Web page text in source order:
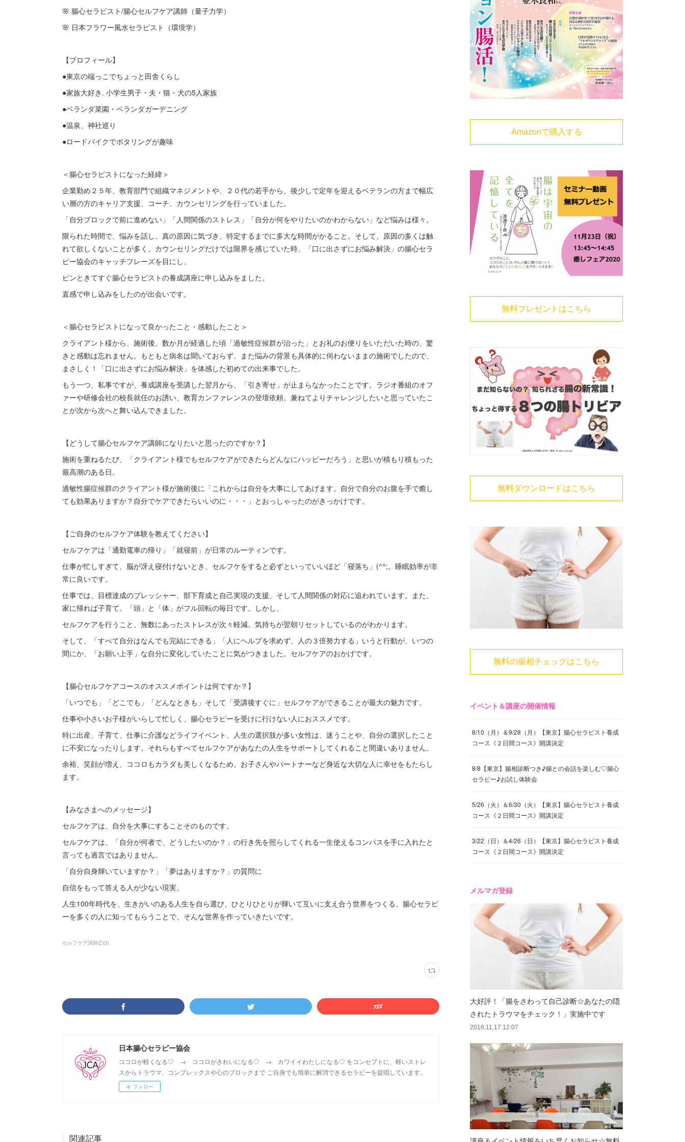
🌸 腸心セラピスト/腸心セルフケア講師（量子力学）
🌸 日本フラワー風水セラピスト（環境学）
【プロフィール】
●東京の端っこでちょっと田舎くらし
●家族大好き. 小学生男子・夫・猫・犬の5人家族
●ベランダ菜園・ベランダガーデニング
●温泉、神社巡り
●ロードバイクでポタリングが趣味
＜腸心セラピストになった経緯＞
企業勤め２５年、教育部門で組織マネジメントや、２０代の若手から、後少しで定年を迎えるベテランの方まで幅広
い層の方のキャリア支援、コーチ、カウンセリングを行っていました。
「自分ブロックで前に進めない」「人間関係のストレス」「自分が何をやりたいのかわからない」など悩みは様々。
限られた時間で、悩みを話し、真の原因に気づき、特定するまでに多大な時間がかること。そして、原因の多くは触
れて欲しくないことが多く、カウンセリングだけでは限界を感じていた時、「口に出さずにお悩み解決」の腸心セラ
ピー協会のキャッチフレーズを目にし、
ピンときてすぐ腸心セラピストの養成講座に申し込みをました。
直感で申し込みをしたのが出会いです。
＜腸心セラピストになって良かったこと・感動したこと＞
クライアント様から、施術後、数か月が経過した頃「過敏性症候群が治った」とお礼のお便りをいただいた時の、驚
きと感動は忘れません。もともと病名は聞いておらず、また悩みの背景も具体的に伺わないままの施術でしたので、
まさしく！「口に出さずにお悩み解決」を体感した初めての出来事でした。
もう一つ、私事ですが、養成講座を受講した翌月から、「引き寄せ」が止まらなかったことです。ラジオ番組のオフ
ァーや研修会社の校長就任のお誘い、教育カンファレンスの登壇依頼。兼ねてよりチャレンジしたいと思っていたこ
とが次から次へと舞い込んできました。
【どうして腸心セルフケア講師になりたいと思ったのですか？】
施術を重ねるたび、「クライアント様でもセルフケアができたらどんなにハッピーだろう」と思いが積もり積もった
最高潮のある日。
過敏性腸症候群のクライアント様が施術後に「これからは自分を大事にしてあげます。自分で自分のお腹を手で癒し
ても効果ありますか？自分でケアできたらいいのに・・・」とおっしゃったのがきっかけです。
【ご自身のセルフケア体験を教えてください】
セルフケアは「通勤電車の帰り」「就寝前」が日常のルーティンです。
仕事が忙しすぎて、脳が冴え寝付けないとき、セルフケをすると必ずといっていいほど「寝落ち」(^^;。睡眠効率が非
常に良いです。
仕事では、目標達成のプレッシャー、部下育成と自己実現の支援、そして人間関係の対応に追われています。また、
家に帰れば子育て。「頭」と「体」がフル回転の毎日です。しかし、
セルフケアを行うこと、無数にあったストレスが次々軽減。気持ちが翌朝リセットしているのがわかります。
そして、「すべて自分はなんでも完結にできる」「人にヘルプを求めず、人の３倍努力する」いうと行動が、いつの
間にか、「お願い上手」な自分に変化していたことに気がつきました。セルフケアのおかげです。
【腸心セルフケアコースのオススメポイントは何ですか？】
「いつでも」「どこでも」「どんなときも」そして「受講後すぐに」セルフケアができることが最大の魅力です。
仕事や小さいお子様がいらして忙しく、腸心セラピーを受けに行けない人におススメです。
特に出産、子育て、仕事に介護などライフイベント、人生の選択肢が多い女性は、迷うことや、自分の選択したこと
に不安になったりします。それらもすべてセルフケアがあなたの人生をサポートしてくれること間違いありません。
余裕、笑顔が増え、ココロもカラダも美しくなるため。お子さんやパートナーなど身近な大切な人に幸せをもたらし
ます。
【みなさまへのメッセージ】
セルフケアは、自分を大事にすることそのものです。
セルフケアは、「自分が何者で、どうしたいのか？」の行き先を照らしてくれる一生使えるコンパスを手に入れたと
言っても過言ではありません。
「自分自身輝いていますか？」「夢はありますか？」の質問に
自信をもって答える人が少ない現実。
人生100年時代を、生きがいのある人生を自ら選び、ひとりひとりが輝いて互いに支え合う世界をつくる。腸心セラピ
ーを多くの人に知ってもらうことで、そんな世界を作っていきたいです。
セルフケア講師②(3)
日本腸心セラピー協会
ココロが軽くなる♡ → ココロがきれいになる♡ → カワイイわたしになる♡ をコンセプトに、軽いストレ
スからトラウマ、コンプレックスや心のブロックまで ご自身でも簡単に解消できるセラピーを提唱しています。
フォロー
関連記事
Amazonで購入する
無料プレゼントはこちら
無料ダウンロードはこちら
無料の腸相チェックはこちら
イベント＆講座の開催情報
8/10（月）＆9/28（月）【東京】腸心セラピスト養成
コース《２日間コース》開講決定
8/8【東京】腸相診断つき♪腸との会話を楽しむ♡腸心
セラピー♪お試し体験会
5/26（火）＆6/30（火）【東京】腸心セラピスト養成
コース《２日間コース》開講決定
3/22（日）＆4/26（日）【東京】腸心セラピスト養成
コース《２日間コース》開講決定
メルマガ登録
大好評！「腸をさわって自己診断☆あなたの隠
されたトラウマをチェック！」実施中です
2016.11.17 12:07